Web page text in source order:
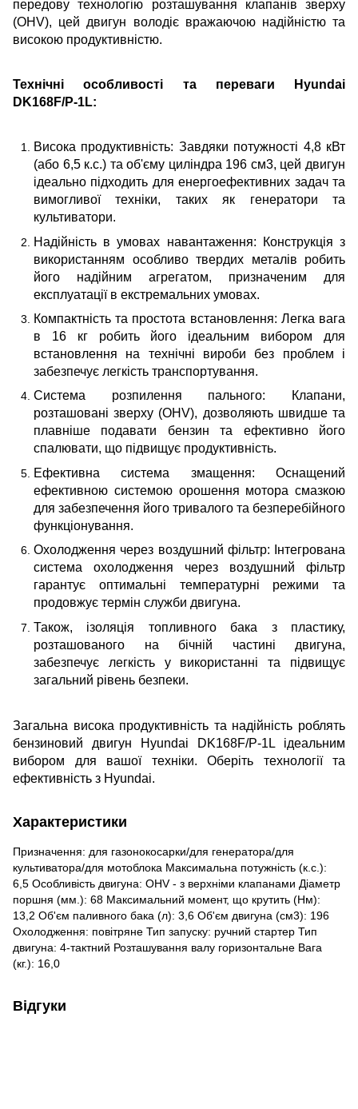
передову технологію розташування клапанів зверху
(OHV), цей двигун володіє вражаючою надійністю та
високою продуктивністю.
Технічні особливості та переваги Hyundai
DK168F/P-1L:
Висока продуктивність: Завдяки потужності 4,8 кВт
(або 6,5 к.с.) та об'єму циліндра 196 см3, цей двигун
ідеально підходить для енергоефективних задач та
вимогливої техніки, таких як генератори та
культиватори.
Надійність в умовах навантаження: Конструкція з
використанням особливо твердих металів робить
його надійним агрегатом, призначеним для
експлуатації в екстремальних умовах.
Компактність та простота встановлення: Легка вага
в 16 кг робить його ідеальним вибором для
встановлення на технічні вироби без проблем і
забезпечує легкість транспортування.
Система розпилення пального: Клапани,
розташовані зверху (OHV), дозволяють швидше та
плавніше подавати бензин та ефективно його
спалювати, що підвищує продуктивність.
Ефективна система змащення: Оснащений
ефективною системою орошення мотора смазкою
для забезпечення його тривалого та безперебійного
функціонування.
Охолодження через воздушний фільтр: Інтегрована
система охолодження через воздушний фільтр
гарантує оптимальні температурні режими та
продовжує термін служби двигуна.
Також, ізоляція топливного бака з пластику,
розташованого на бічній частині двигуна,
забезпечує легкість у використанні та підвищує
загальний рівень безпеки.
Загальна висока продуктивність та надійність роблять
бензиновий двигун Hyundai DK168F/P-1L ідеальним
вибором для вашої техніки. Оберіть технології та
ефективність з Hyundai.
Характеристики
Призначення: для газонокосарки/для генератора/для
культиватора/для мотоблока Максимальна потужність (к.с.):
6,5 Особливість двигуна: OHV - з верхніми клапанами Діаметр
поршня (мм.): 68 Максимальний момент, що крутить (Нм):
13,2 Об'єм паливного бака (л): 3,6 Об'єм двигуна (см3): 196
Охолодження: повітряне Тип запуску: ручний стартер Тип
двигуна: 4-тактний Розташування валу горизонтальне Вага
(кг.): 16,0
Відгуки